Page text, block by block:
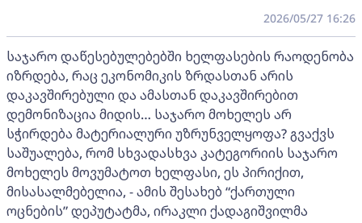
2026/05/27 16:26
საჯარო დაწესებულებებში ხელფასების რაოდენობა
იზრდება, რაც ეკონომიკის ზრდასთან არის
დაკავშირებული და ამასთან დაკავშირებით
დემონიზაცია მიდის… საჯარო მოხელეს არ
სჭირდება მატერიალური უზრუნველყოფა? გვაქვს
საშუალება, რომ სხვადასხვა კატეგორიის საჯარო
მოხელეს მოვუმატოთ ხელფასი, ეს პირიქით,
მისასალმებელია, - ამის შესახებ “ქართული
ოცნების” დეპუტატმა, ირაკლი ქადაგიშვილმა